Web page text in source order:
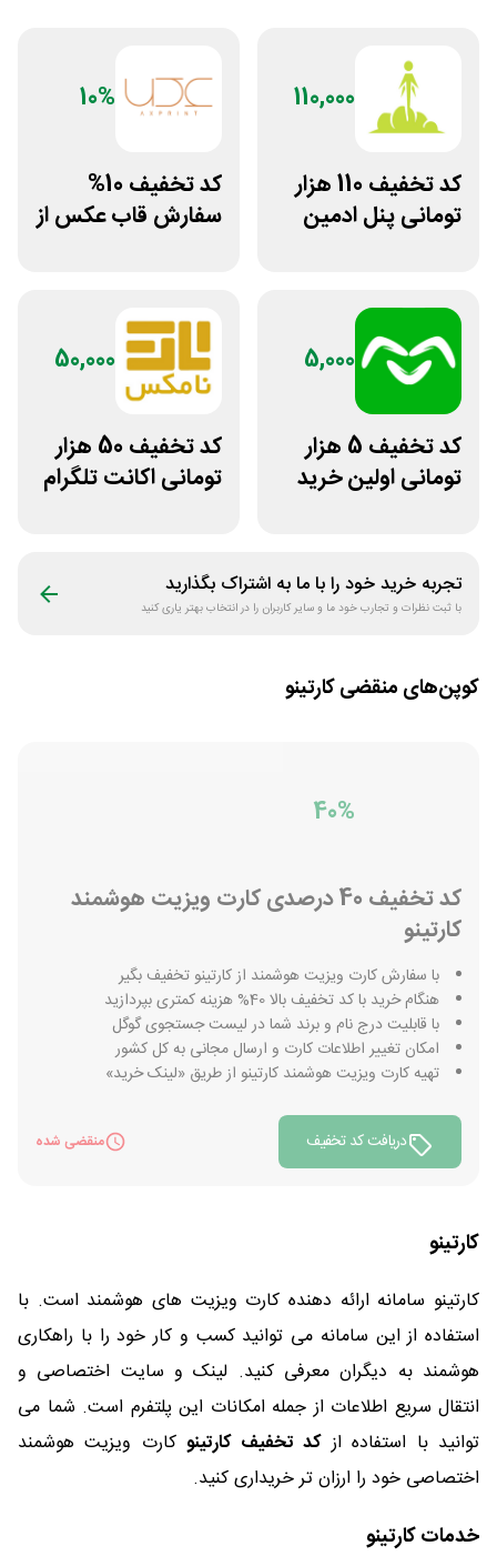
110,000
کد تخفیف 110 هزار
تومانی پنل ادمین
10%
کد تخفیف 10%
سفارش قاب عکس از
5,000
کد تخفیف 5 هزار
تومانی اولین خرید
50,000
کد تخفیف 50 هزار
تومانی اکانت تلگرام
تجربه خرید خود را با ما به اشتراک بگذارید
با ثبت نظرات و تجارب خود ما و سایر کاربران را در انتخاب بهتر یاری کنید
کوپن‌های منقضیکارتینو
40%
کد تخفیف 40 درصدی کارت ویزیت هوشمند
کارتینو
با سفارش کارت ویزیت هوشمند از کارتینو تخفیف بگیر
هنگام خرید با کد تخفیف بالا 40% هزینه کمتری بپردازید
با قابلیت درج نام و برند شما در لیست جستجوی گوگل
امکان تغییر اطلاعات کارت و ارسال مجانی به کل کشور
تهیه کارت ویزیت هوشمند کارتینو از طریق «لینک خرید»
دریافت کد تخفیف منقضی شده
کارتینو
کارتینو سامانه ارائه دهنده کارت ویزیت های هوشمند است. با
استفاده از این سامانه می توانید کسب و کار خود را با راهکاری
هوشمند به دیگران معرفی کنید. لینک و سایت اختصاصی و
انتقال سریع اطلاعات از جمله امکانات این پلتفرم است. شما می
توانید با استفاده ازکد تخفیف کارتینوکارت ویزیت هوشمند
اختصاصی خود را ارزان تر خریداری کنید.
خدمات کارتینو